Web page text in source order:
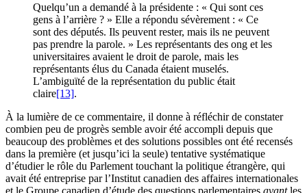
Quelqu’un a demandé à la présidente : « Qui sont ces
gens à l’arrière ? » Elle a répondu sévèrement : « Ce
sont des députés. Ils peuvent rester, mais ils ne peuvent
pas prendre la parole. » Les représentants des ong et les
universitaires avaient le droit de parole, mais les
représentants élus du Canada étaient muselés.
L’ambiguïté de la représentation du public était
claire[13].
À la lumière de ce commentaire, il donne à réfléchir de constater
combien peu de progrès semble avoir été accompli depuis que
beaucoup des problèmes et des solutions possibles ont été recensés
dans la première (et jusqu’ici la seule) tentative systématique
d’étudier le rôle du Parlement touchant la politique étrangère, qui
avait été entreprise par l’Institut canadien des affaires internationales
et le Groupe canadien d’étude des questions parlementaires avantles